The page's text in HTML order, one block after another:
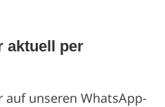
aktuell per
unseren WhatsApp-